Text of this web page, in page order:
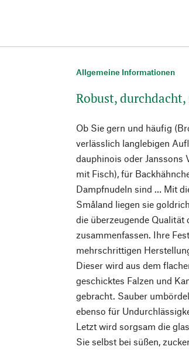
Allgemeine Informationen
Robust,
Ob Sie gern und häufig
verlässlich langlebigen
dauphinois oder Janssons
mit Fisch), für
Dampfnudeln sind … Mit
Småland liegen sie
die überzeugende
zusammenfassen. Ihre
mehrschrittigen
Dieser wird aus dem
geschicktes Falzen und
gebracht. Sauber
ebenso für
Letzt wird sorgsam die
Sie selbst bei süßen,